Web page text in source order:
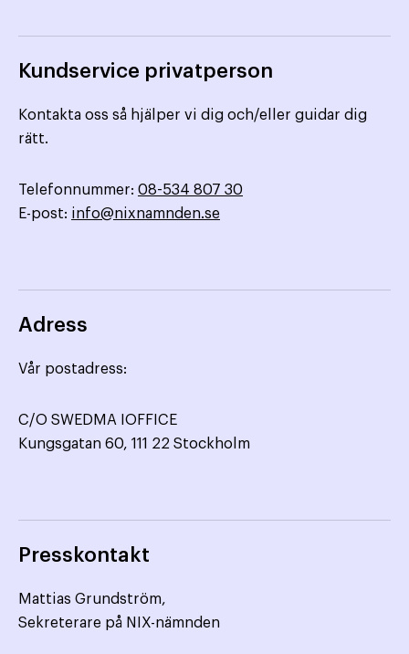
Kundservice privatperson
Kontakta oss så hjälper vi dig och/eller guidar dig
rätt.
Telefonnummer: 08-534 807 30
E-post: info@nixnamnden.se
Adress
Vår postadress:
C/O SWEDMA IOFFICE
Kungsgatan 60, 111 22 Stockholm
Presskontakt
Mattias Grundström,
Sekreterare på NIX-nämnden